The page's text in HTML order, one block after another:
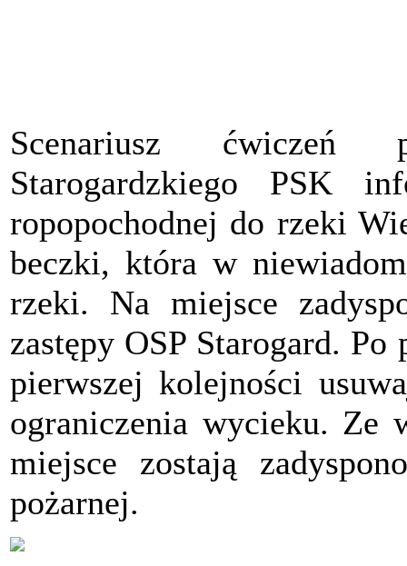
Scenariusz ćwiczeń
Starogardzkiego PSK
ropopochodnej do rzeki
beczki, która w
rzeki. Na miejsce
zastępy OSP Starogard.
pierwszej kolejności
ograniczenia wycieku. Ze
miejsce zostają
pożarnej.